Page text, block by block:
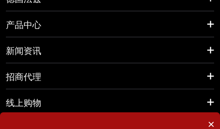
产品中心
新闻资讯
招商代理
线上购物
×